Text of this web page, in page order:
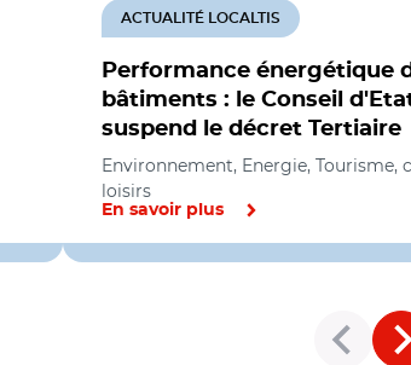
Performance énergétique
bâtiments : le Conseil
suspend le décret Tertiaire
ACTUALITÉ LOCALTIS
Environnement, Energie, Tourisme,
loisirs
En savoir plus